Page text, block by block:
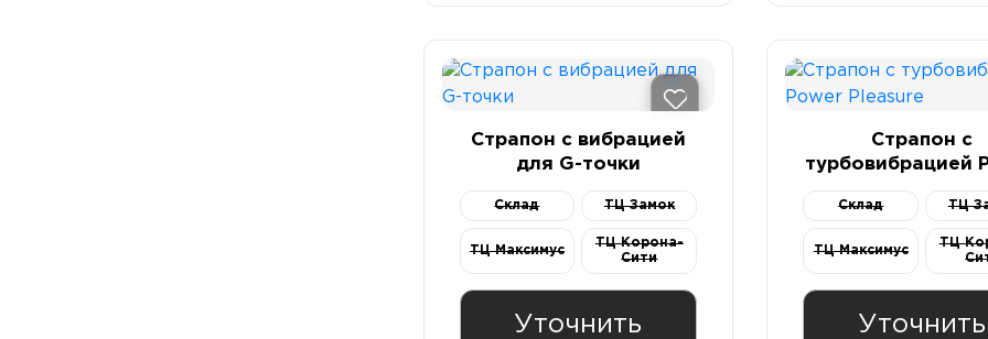
Страпон с вибрацией
для G-точки
Склад ТЦ Замок
ТЦ Максимус
ТЦ Корона-
Сити
Уточнить
Страпон с
турбовибрацией
Склад ТЦ
ТЦ Максимус
ТЦ
Уточнить